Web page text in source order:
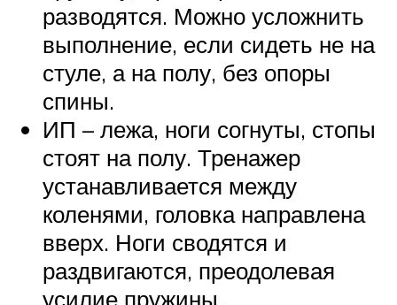
разводятся. Можно усложнить
выполнение, если сидеть не на
стуле, а на полу, без опоры
спины.
ИП – лежа, ноги согнуты, стопы
стоят на полу. Тренажер
устанавливается между
коленями, головка направлена
вверх. Ноги сводятся и
раздвигаются, преодолевая
усилие пружины.